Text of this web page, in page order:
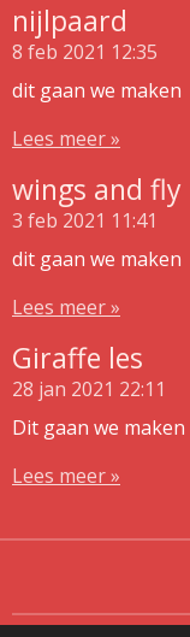
nijlpaard
8 feb 2021 12:35
dit gaan we maken
Lees meer »
wings and fly
3 feb 2021 11:41
dit gaan we maken
Lees meer »
Giraffe les
28 jan 2021 22:11
Dit gaan we maken
Lees meer »